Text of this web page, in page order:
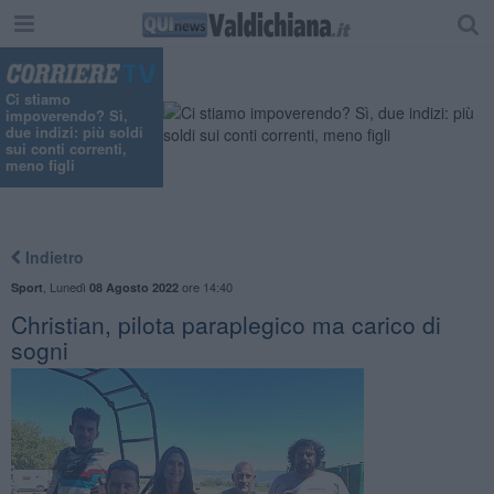
Ci stiamo
impoverendo? Sì,
due indizi: più soldi
sui conti correnti,
meno figli
Indietro
Sport Lunedì 08 Agosto 2022ore 14:40
Christian, pilota paraplegico ma carico di
sogni